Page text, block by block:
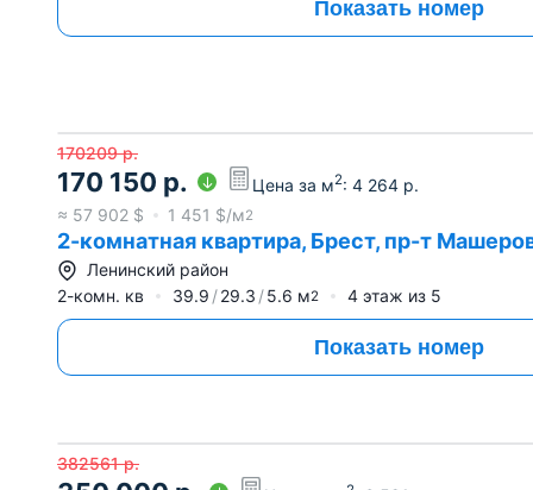
Показать номер
170209 р.
170 150 р. Цена за м2: 4 264 р.
≈ 57 902 $ 1 451 $/м2
2-комнатная квартира, Брест, пр-т
Ленинский район
2-комн. кв
39.9 29.3 5.6 м2 4 этаж из 5
Показать номер
382561 р.